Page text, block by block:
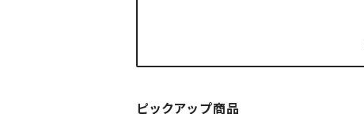
ピックアップ商品